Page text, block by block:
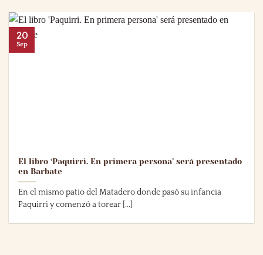
El libro ‘Paquirri. En primera persona’ será presentado
en Barbate
En el mismo patio del Matadero donde pasó su infancia
Paquirri y comenzó a torear [...]
20
Sep